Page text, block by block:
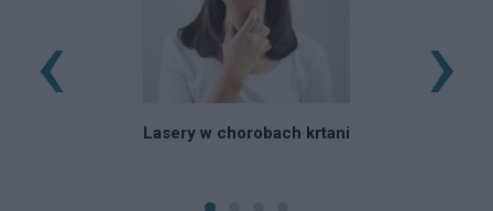
Lasery w chorobach krtani
‹ ›